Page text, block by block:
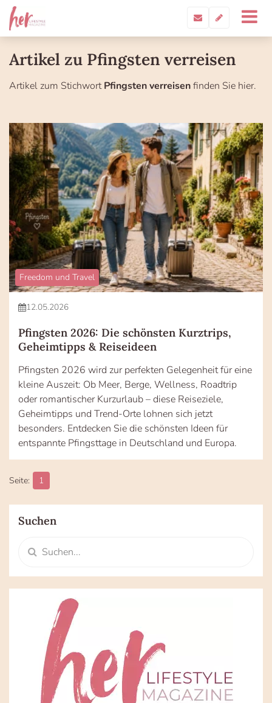
Artikel zu Pfingsten verreisen
Artikel zum StichwortPfingsten verreisenfinden Sie hier.
Freedom und Travel
12.05.2026
Pfingsten 2026: Die schönsten Kurztrips,
Geheimtipps & Reiseideen
Pfingsten 2026 wird zur perfekten Gelegenheit für eine
kleine Auszeit: Ob Meer, Berge, Wellness, Roadtrip
oder romantischer Kurzurlaub – diese Reiseziele,
Geheimtipps und Trend-Orte lohnen sich jetzt
besonders. Entdecken Sie die schönsten Ideen für
entspannte Pfingsttage in Deutschland und Europa.
1
Suchen